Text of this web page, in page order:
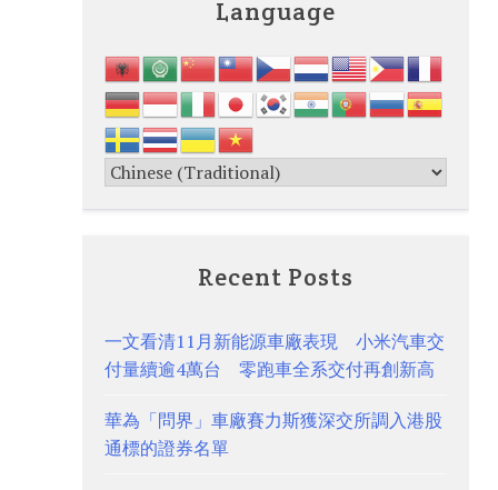
Language
Recent Posts
一文看清11月新能源車廠表現 小米汽車交
付量續逾4萬台 零跑車全系交付再創新高
華為「問界」車廠賽力斯獲深交所調入港股
通標的證券名單